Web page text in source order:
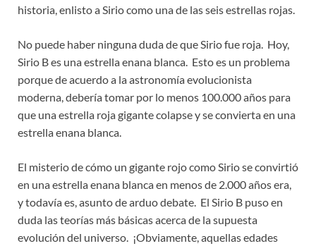
historia, enlisto a Sirio como una de las seis estrellas rojas.
No puede haber ninguna duda de que Sirio fue roja. Hoy,
Sirio B es una estrella enana blanca. Esto es un problema
porque de acuerdo a la astronomía evolucionista
moderna, debería tomar por lo menos 100.000 años para
que una estrella roja gigante colapse y se convierta en una
estrella enana blanca.
El misterio de cómo un gigante rojo como Sirio se convirtió
en una estrella enana blanca en menos de 2.000 años era,
y todavía es, asunto de arduo debate. El Sirio B puso en
duda las teorías más básicas acerca de la supuesta
evolución del universo. ¡Obviamente, aquellas edades